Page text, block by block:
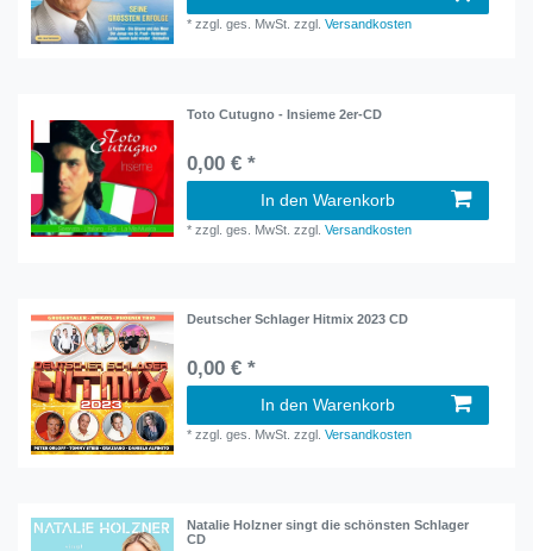
*zzgl. ges. MwSt. zzgl.Versandkosten
Toto Cutugno - Insieme 2er-CD
0,00 € *
In den Warenkorb
*zzgl. ges. MwSt. zzgl.Versandkosten
Deutscher Schlager Hitmix 2023 CD
0,00 € *
In den Warenkorb
*zzgl. ges. MwSt. zzgl.Versandkosten
Natalie Holzner singt die schönsten Schlager
CD